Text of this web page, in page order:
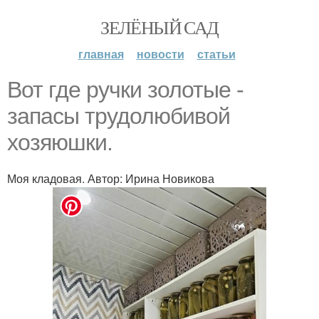
ЗЕЛЁНЫЙ САД
главная новости статьи
Вот где ручки золотые -
запасы трудолюбивой
хозяюшки.
Моя кладовая. Автор: Ирина Новикова